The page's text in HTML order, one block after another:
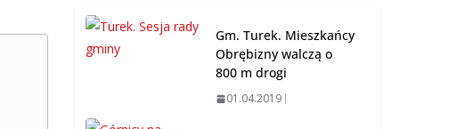
Gm. Turek. Mieszkańcy
Obrębizny walczą o
800 m drogi
01.04.2019